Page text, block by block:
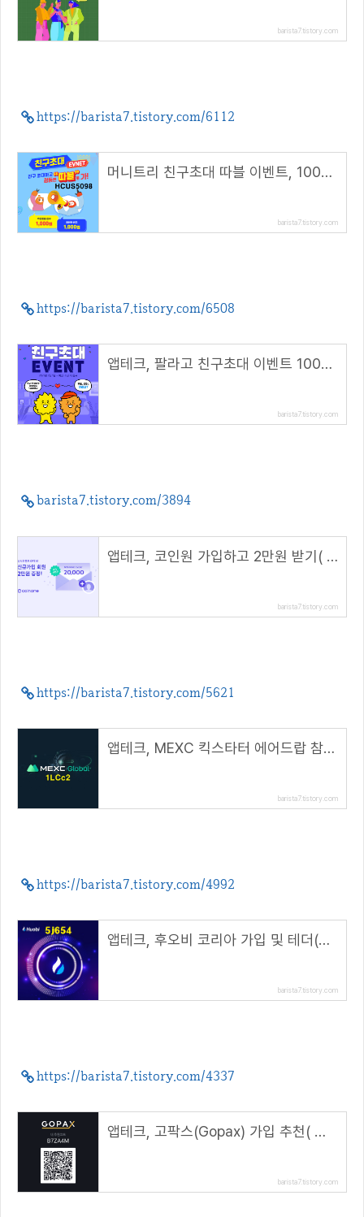
barista7.tistory.com
https://barista7.tistory.com/6112
머니트리 친구초대 따블 이벤트, 1000원 지급( 추천 코드 : HCUS5098 )
barista7.tistory.com
https://barista7.tistory.com/6508
앱테크, 팔라고 친구초대 이벤트 1000캐시 지급
barista7.tistory.com
barista7.tistory.com/3894
앱테크, 코인원 가입하고 2만원 받기( 초대 코드 : 5G7TC772 )
barista7.tistory.com
https://barista7.tistory.com/5621
앱테크, MEXC 킥스타터 에어드랍 참여방법( 추천 코드 : 1LCc2 )
barista7.tistory.com
https://barista7.tistory.com/4992
앱테크, 후오비 코리아 가입 및 테더(USDT) 마켓 거래 방법( 초대 코드 : 5j654 )
barista7.tistory.com
https://barista7.tistory.com/4337
앱테크, 고팍스(Gopax) 가입 추천( 추천코드 : B7ZA4M )
barista7.tistory.com